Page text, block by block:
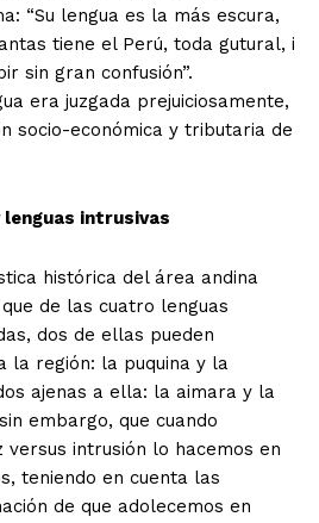
“Su lengua es la más escura,
tiene el Perú, toda gutural, i
sin gran confusión”.
era juzgada prejuiciosamente,
socio-económica y tributaria de
lenguas intrusivas
histórica del área andina
de las cuatro lenguas
dos de ellas pueden
la región: la puquina y la
ajenas a ella: la aimara y la
embargo, que cuando
versus intrusión lo hacemos en
teniendo en cuenta las
de que adolecemos en